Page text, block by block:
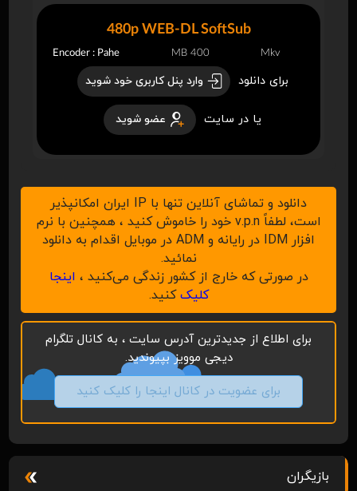
برای دانلود وارد پنل کاربری خود شوید
یا در سایت عضو شوید
480p WEB-DL SoftSub
Encoder : Pahe 400 MB Mkv
دانلود و تماشای آنلاین تنها با IP ایران امکانپذیر
است، لطفاً v.p.n خود را خاموش کنید ، همچنین با نرم
افزار IDM در رایانه و ADM در موبایل اقدام به دانلود
نمائید.
در صورتی که خارج از کشور زندگی می‌کنید ، اینجا
کلیککنید.
برای اطلاع از جدیدترین آدرس سایت ، به کانال تلگرام
دیجی موویز بپیوندید.
برای عضویت در کانال اینجا را کلیک کنید
بازیگران